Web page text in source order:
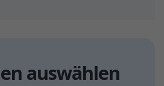
auswählen